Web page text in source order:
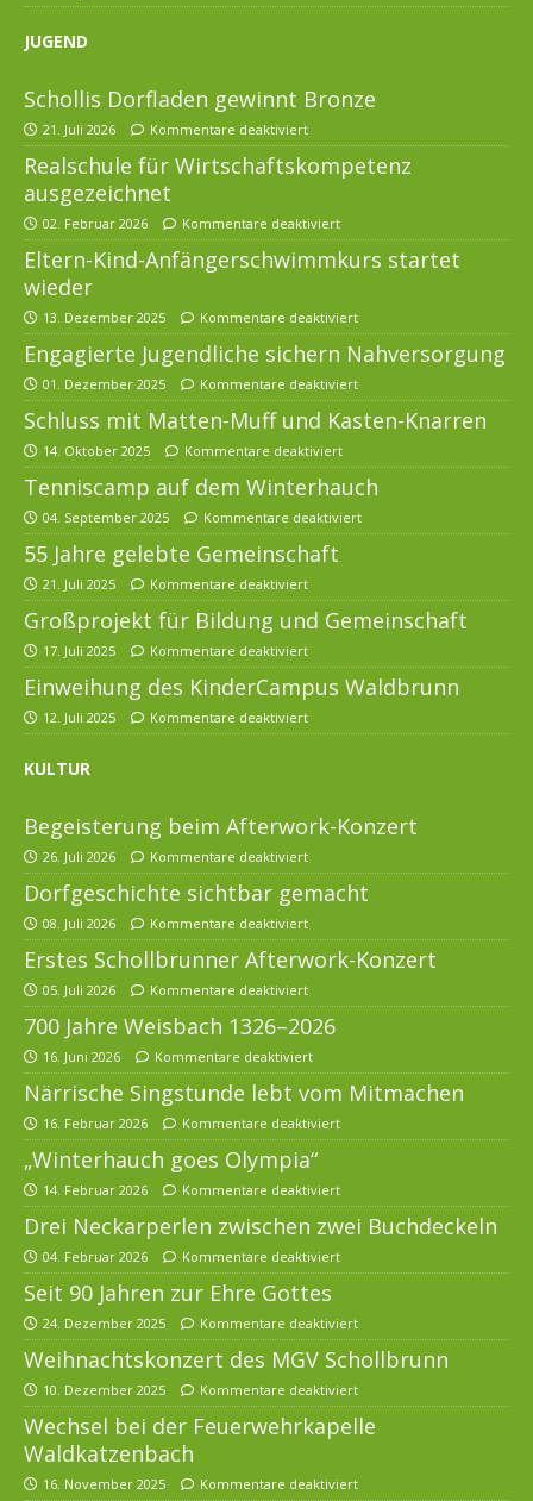
JUGEND
Schollis Dorfladen gewinnt Bronze
21. Juli 2026 Kommentare deaktiviert
Realschule für Wirtschaftskompetenz
ausgezeichnet
02. Februar 2026 Kommentare deaktiviert
Eltern-Kind-Anfängerschwimmkurs startet
wieder
13. Dezember 2025 Kommentare deaktiviert
Engagierte Jugendliche sichern Nahversorgung
01. Dezember 2025 Kommentare deaktiviert
Schluss mit Matten-Muff und Kasten-Knarren
14. Oktober 2025 Kommentare deaktiviert
Tenniscamp auf dem Winterhauch
04. September 2025 Kommentare deaktiviert
55 Jahre gelebte Gemeinschaft
21. Juli 2025 Kommentare deaktiviert
Großprojekt für Bildung und Gemeinschaft
17. Juli 2025 Kommentare deaktiviert
Einweihung des KinderCampus Waldbrunn
12. Juli 2025 Kommentare deaktiviert
KULTUR
Begeisterung beim Afterwork-Konzert
26. Juli 2026 Kommentare deaktiviert
Dorfgeschichte sichtbar gemacht
08. Juli 2026 Kommentare deaktiviert
Erstes Schollbrunner Afterwork-Konzert
05. Juli 2026 Kommentare deaktiviert
700 Jahre Weisbach 1326–2026
16. Juni 2026 Kommentare deaktiviert
Närrische Singstunde lebt vom Mitmachen
16. Februar 2026 Kommentare deaktiviert
„Winterhauch goes Olympia“
14. Februar 2026 Kommentare deaktiviert
Drei Neckarperlen zwischen zwei Buchdeckeln
04. Februar 2026 Kommentare deaktiviert
Seit 90 Jahren zur Ehre Gottes
24. Dezember 2025 Kommentare deaktiviert
Weihnachtskonzert des MGV Schollbrunn
10. Dezember 2025 Kommentare deaktiviert
Wechsel bei der Feuerwehrkapelle
Waldkatzenbach
16. November 2025 Kommentare deaktiviert